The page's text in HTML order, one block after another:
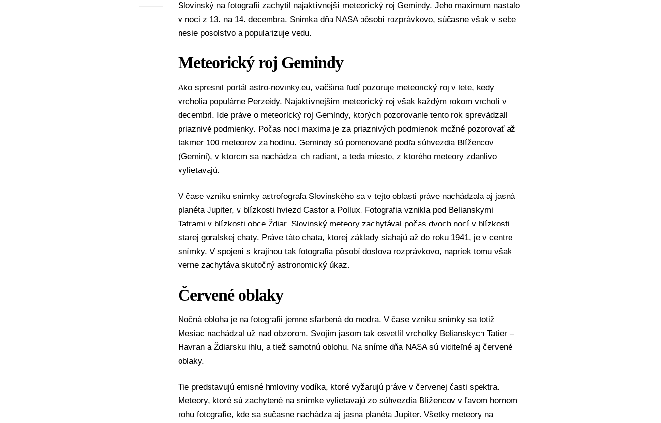
Slovinský na fotografii zachytil najaktívnejší meteorický roj Gemindy. Jeho maximum nastalo
v noci z 13. na 14. decembra. Snímka dňa NASA pôsobí rozprávkovo, súčasne však v sebe
nesie posolstvo a popularizuje vedu.
Meteorický roj Gemindy
Ako spresnil portál astro-novinky.eu, väčšina ľudí pozoruje meteorický roj v lete, kedy
vrcholia populárne Perzeidy. Najaktívnejším meteorický roj však každým rokom vrcholí v
decembri. Ide práve o meteorický roj Gemindy, ktorých pozorovanie tento rok sprevádzali
priaznivé podmienky. Počas noci maxima je za priaznivých podmienok možné pozorovať až
takmer 100 meteorov za hodinu. Gemindy sú pomenované podľa súhvezdia Blížencov
(Gemini), v ktorom sa nachádza ich radiant, a teda miesto, z ktorého meteory zdanlivo
vylietavajú.
V čase vzniku snímky astrofografa Slovinského sa v tejto oblasti práve nachádzala aj jasná
planéta Jupiter, v blízkosti hviezd Castor a Pollux. Fotografia vznikla pod Belianskymi
Tatrami v blízkosti obce Ždiar. Slovinský meteory zachytával počas dvoch nocí v blízkosti
starej goralskej chaty. Práve táto chata, ktorej základy siahajú až do roku 1941, je v centre
snímky. V spojení s krajinou tak fotografia pôsobí doslova rozprávkovo, napriek tomu však
verne zachytáva skutočný astronomický úkaz.
Červené oblaky
Nočná obloha je na fotografii jemne sfarbená do modra. V čase vzniku snímky sa totiž
Mesiac nachádzal už nad obzorom. Svojím jasom tak osvetlil vrcholky Belianskych Tatier –
Havran a Ždiarsku ihlu, a tiež samotnú oblohu. Na sníme dňa NASA sú viditeľné aj červené
oblaky.
Tie predstavujú emisné hmloviny vodíka, ktoré vyžarujú práve v červenej časti spektra.
Meteory, ktoré sú zachytené na snímke vylietavajú zo súhvezdia Blížencov v ľavom hornom
rohu fotografie, kde sa súčasne nachádza aj jasná planéta Jupiter. Všetky meteory na